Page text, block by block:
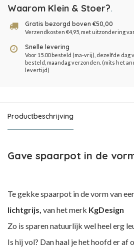
Waarom Klein & Stoer?.
Gratis bezorgd boven €50,00
Verzendkosten €4,95, met uitzondering
Snelle levering
Voor 15.00 besteld (ma-vrij), dezelfde
besteld, maandag verzonden. (mits het
levertijd)
Productbeschrijving
Gave spaarpot in de
Te gekke spaarpot in de vorm van
lichtgrijs, van het merk KgDesign
Zo is sparen natuurlijk wel heel erg
Is hij vol? Dan haal je het hoofd er af